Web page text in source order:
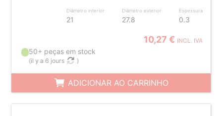
Diâmetro interior
21
Diâmetro exterior
27.8
Espessura
0.3
10,27 € INCL. IVA
50+ peças em stock
(il y a 6 jours )
ADICIONAR AO CARRINHO